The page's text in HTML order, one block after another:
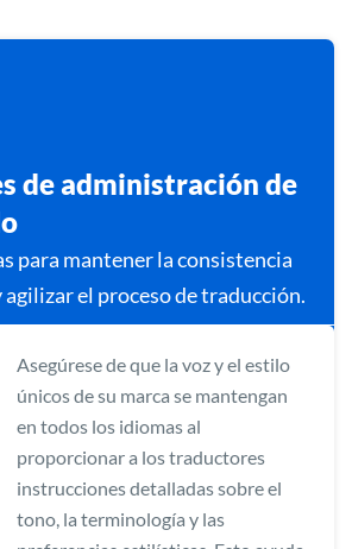
de administración de
para mantener la consistencia
agilizar el proceso de traducción.
Asegúrese de que la voz y el estilo
únicos de su marca se mantengan
en todos los idiomas al
proporcionar a los traductores
instrucciones detalladas sobre el
tono, la terminología y las